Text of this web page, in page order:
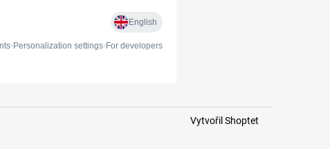
Vytvořil Shoptet